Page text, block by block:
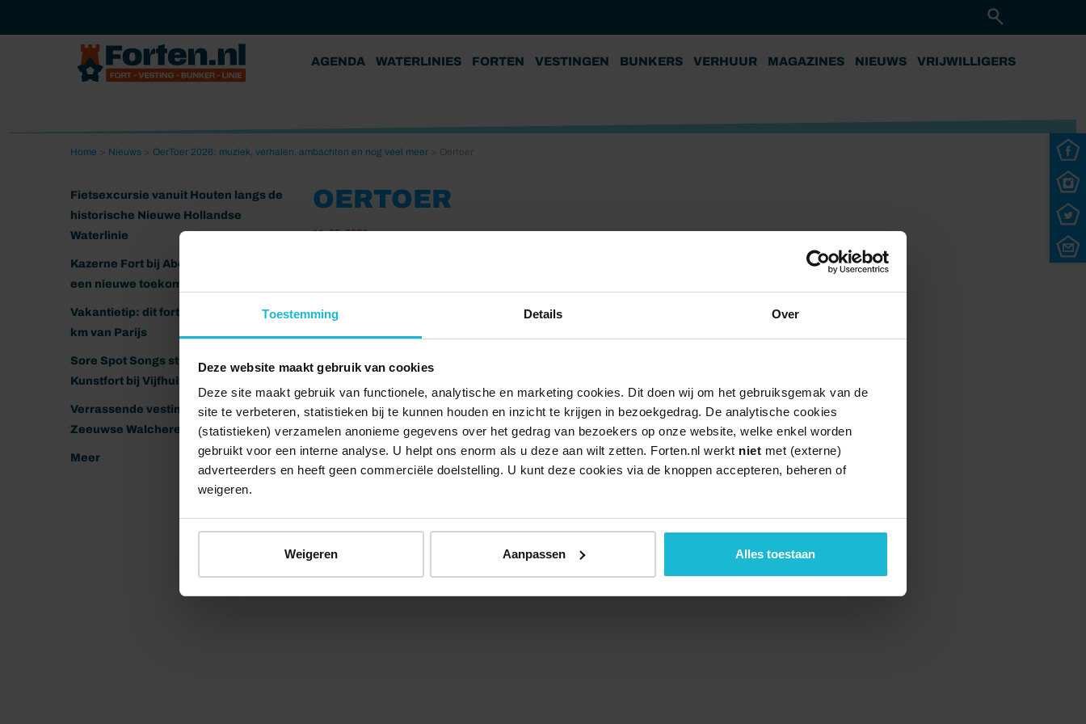
Toestemming Details Over
Deze website maakt gebruik van cookies
Deze site maakt gebruik van functionele, analytische en marketing cookies. Dit doen wij om het gebruiksgemak van de
site te verbeteren, statistieken bij te kunnen houden en inzicht te krijgen in bezoekgedrag. De analytische cookies
(statistieken) verzamelen anonieme gegevens over het gedrag van bezoekers op onze website, welke enkel worden
gebruikt voor een interne analyse. U helpt ons enorm als u deze aan wilt zetten. Forten.nl werkt niet met (externe)
adverteerders en heeft geen commerciële doelstelling. U kunt deze cookies via de knoppen accepteren, beheren of
weigeren.
Weigeren Aanpassen Alles toestaan
AGENDA WATERLINIES FORTEN VESTINGEN BUNKERS VERHUUR MAGAZINES NIEUWS VRIJWILLIGERS
Home Nieuws OerToer 2026: muziek, verhalen, ambachten en nog veel meer
Fietsexcursie vanuit Houten langs de
historische Nieuwe Hollandse
Waterlinie
Kazerne Fort bij Abcoude klaar voor
een nieuwe toekomst
Vakantietip: dit fort ligt nog geen 20
km van Parijs
Sore Spot Songs strijkt neer op het
Kunstfort bij Vijfhuizen
Verrassende vestingen van het
Zeeuwse Walcheren
Meer
OERTOER
11-05-2026
© 2026 Stichting Forten Nederland Over ons Doneer nu Disclaimer Contact Forten.nl wordt ondersteund door de